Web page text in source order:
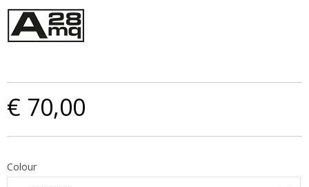
€ 70,00
Colour